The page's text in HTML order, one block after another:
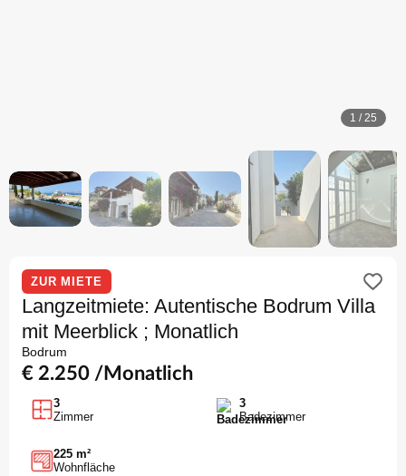
1 /25
ZUR MIETE
Langzeitmiete: Autentische Bodrum Villa
mit Meerblick ; Monatlich
Bodrum
€ 2.250 /Monatlich
3
Zimmer
3
Badezimmer
225 m²
Wohnfläche